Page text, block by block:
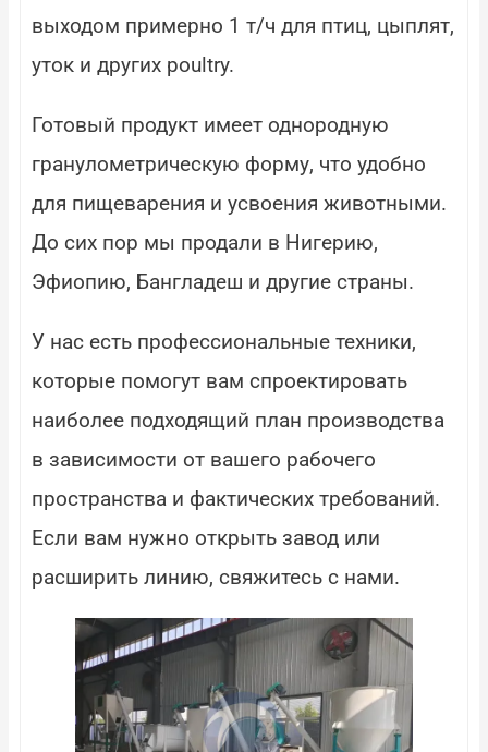
выходом примерно 1 т/ч для птиц, цыплят,
уток и других poultry.
Готовый продукт имеет однородную
гранулометрическую форму, что удобно
для пищеварения и усвоения животными.
До сих пор мы продали в Нигерию,
Эфиопию, Бангладеш и другие страны.
У нас есть профессиональные техники,
которые помогут вам спроектировать
наиболее подходящий план производства
в зависимости от вашего рабочего
пространства и фактических требований.
Если вам нужно открыть завод или
расширить линию, свяжитесь с нами.